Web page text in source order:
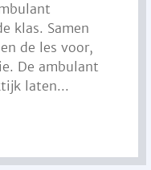
klas. Samen
de les voor,
De ambulant
laten...